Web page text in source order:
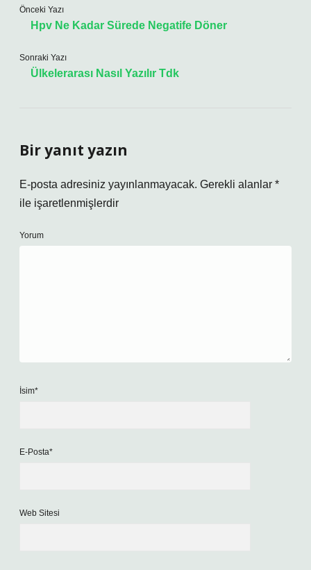
Önceki Yazı
Hpv Ne Kadar Sürede Negatife Döner
Sonraki Yazı
Ülkelerarası Nasıl Yazılır Tdk
Bir yanıt yazın
E-posta adresiniz yayınlanmayacak. Gerekli alanlar *
ile işaretlenmişlerdir
Yorum
İsim*
E-Posta*
Web Sitesi